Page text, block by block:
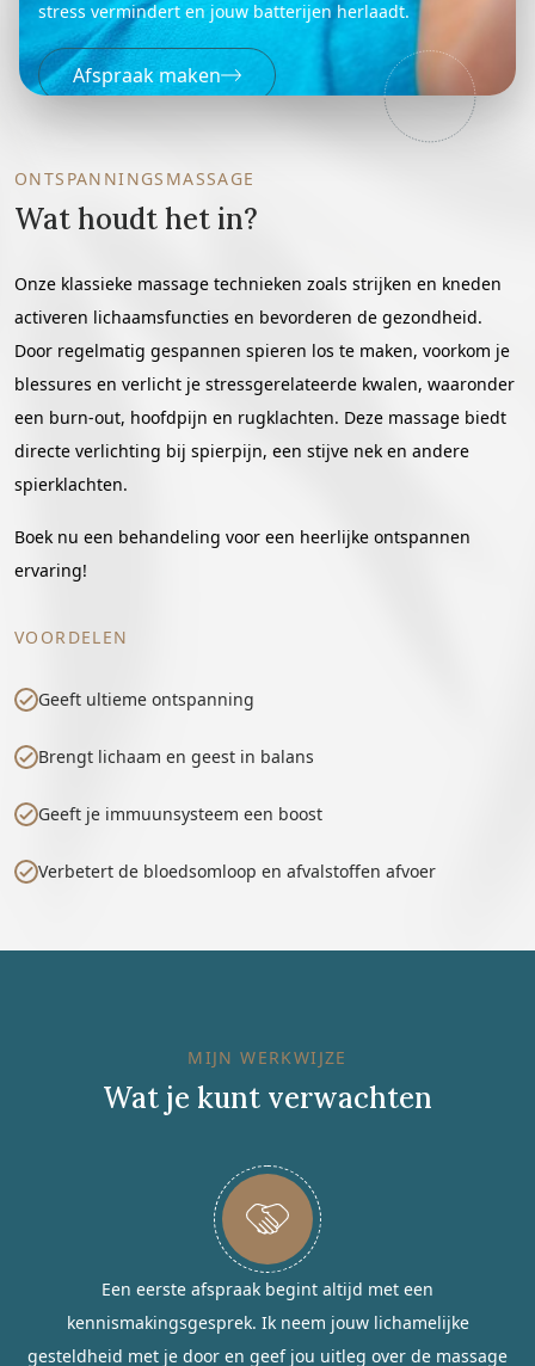
stress vermindert en jouw batterijen herlaadt.
Afspraak maken
ONTSPANNINGSMASSAGE
Wat houdt het in?
Onze klassieke massage technieken zoals strijken en kneden
activeren lichaamsfuncties en bevorderen de gezondheid.
Door regelmatig gespannen spieren los te maken, voorkom je
blessures en verlicht je stressgerelateerde kwalen, waaronder
een burn-out, hoofdpijn en rugklachten. Deze massage biedt
directe verlichting bij spierpijn, een stijve nek en andere
spierklachten.
Boek nu een behandeling voor een heerlijke ontspannen
ervaring!
VOORDELEN
Geeft ultieme ontspanning
Brengt lichaam en geest in balans
Geeft je immuunsysteem een boost
Verbetert de bloedsomloop en afvalstoffen afvoer
MIJN WERKWIJZE
Wat je kunt verwachten
Een eerste afspraak begint altijd met een
kennismakingsgesprek. Ik neem jouw lichamelijke
gesteldheid met je door en geef jou uitleg over de massage